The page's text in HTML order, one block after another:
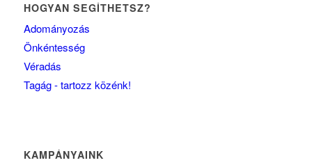
HOGYAN SEGÍTHETSZ?
Adományozás
Önkéntesség
Véradás
Tagág - tartozz közénk!
KAMPÁNYAINK